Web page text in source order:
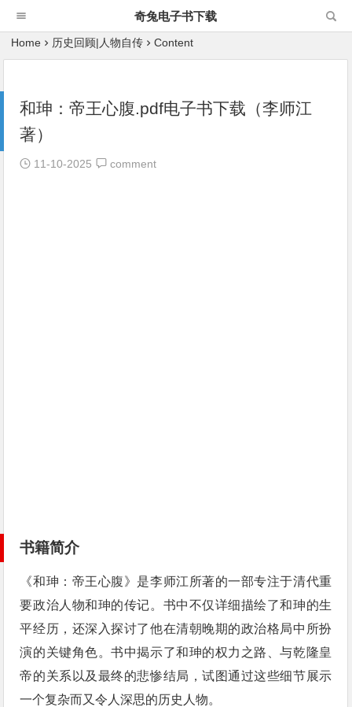
奇兔电子书下载
Home 历史回顾|人物自传 Content
和珅：帝王心腹.pdf电子书下载（李师江
著）
11-10-2025 comment
书籍简介
《和珅：帝王心腹》是李师江所著的一部专注于清代重
要政治人物和珅的传记。书中不仅详细描绘了和珅的生
平经历，还深入探讨了他在清朝晚期的政治格局中所扮
演的关键角色。书中揭示了和珅的权力之路、与乾隆皇
帝的关系以及最终的悲惨结局，试图通过这些细节展示
一个复杂而又令人深思的历史人物。